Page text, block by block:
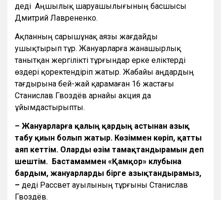
деді Аңшылық шаруашылығының басшысы
Дмитрий Лаврененко.
Ақпанның сарышұнақ аязы жағдайды
ушықтырып тұр. Жануарларға жанашырлық
танытқан жергілікті тұрғындар ерке еліктерді
өздері қоректендіріп жатыр. Жабайы аңдардың
тағдырына бей-жай қарамаған 16 жастағы
Станислав Гвоздёв арнайы акция да
ұйымдастырыпты.
– Жануарларға қалың қардың астынан азық
табу қиын болып жатыр. Көзіммен көріп, қатты
аяп кеттім. Оларды өзім тамақтандырамын деп
шештім. Бастамаммен «Қамқор» клубына
бардым, жануарларды бірге азықтандырамыз,
– деді Рассвет ауылының тұрғыны Станислав
Гвоздёв.